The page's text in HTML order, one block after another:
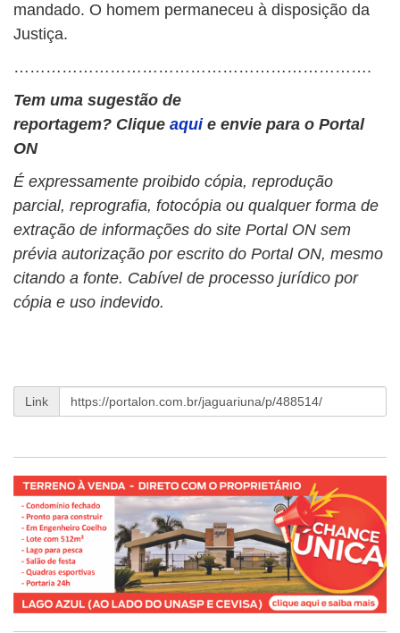
mandado. O homem permaneceu à disposição da
Justiça.
………………………………………………………….
Tem uma sugestão de
reportagem? Clique aqui e envie para o Portal
ON
É expressamente proibido cópia, reprodução
parcial, reprografia, fotocópia ou qualquer forma de
extração de informações do site Portal ON sem
prévia autorização por escrito do Portal ON, mesmo
citando a fonte. Cabível de processo jurídico por
cópia e uso indevido.
Link